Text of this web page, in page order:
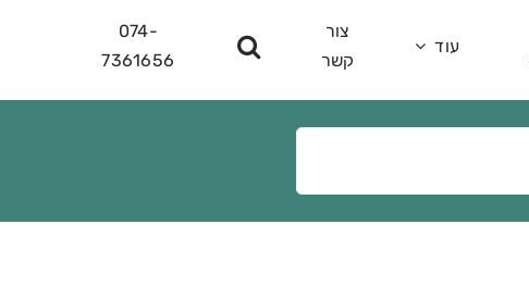
עוד
צור
קשר
074-
7361656